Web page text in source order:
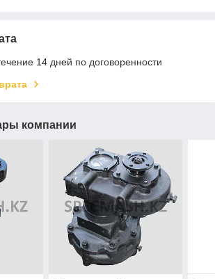
14 дней по договоренности
компании